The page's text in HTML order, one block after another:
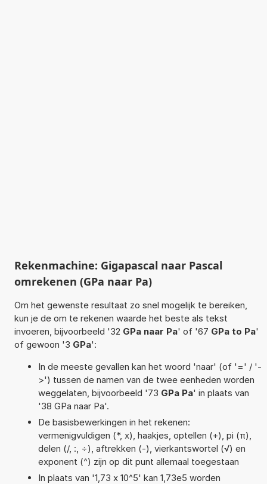
Rekenmachine: Gigapascal naar Pascal
omrekenen (GPa naar Pa)
Om het gewenste resultaat zo snel mogelijk te bereiken,
kun je de om te rekenen waarde het beste als tekst
invoeren, bijvoorbeeld '32 GPa naar Pa' of '67 GPa to Pa'
of gewoon '3 GPa':
In de meeste gevallen kan het woord 'naar' (of '=' / '-
>') tussen de namen van de twee eenheden worden
weggelaten, bijvoorbeeld '73 GPa Pa' in plaats van
'38 GPa naar Pa'.
De basisbewerkingen in het rekenen:
vermenigvuldigen (*, x), haakjes, optellen (+), pi (π),
delen (/, :, ÷), aftrekken (-), vierkantswortel (√) en
exponent (^) zijn op dit punt allemaal toegestaan
In plaats van '1,73 x 10^5' kan 1,73e5 worden